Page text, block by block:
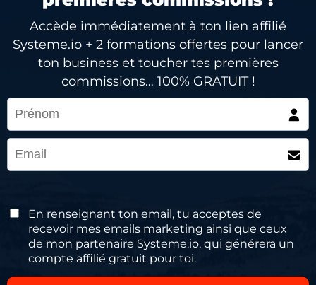
Accède immédiatement à ton lien affilié
Systeme.io + 2 formations offertes pour lancer
ton business et toucher tes premières
commissions… 100% GRATUIT !
En renseignant ton email, tu acceptes de
recevoir mes emails marketing ainsi que ceux
de mon partenaire Systeme.io, qui générera un
compte affilié gratuit pour toi.